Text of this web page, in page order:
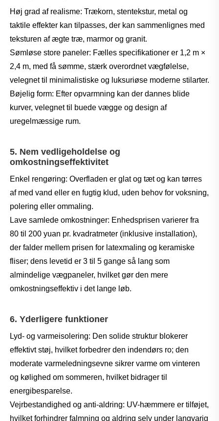
Høj grad af realisme: Trækorn, stentekstur, metal og
taktile effekter kan tilpasses, der kan sammenlignes med
teksturen af ​​ægte træ, marmor og granit.
Sømløse store paneler: Fælles specifikationer er 1,2 m ×
2,4 m, med få sømme, stærk overordnet vægfølelse,
velegnet til minimalistiske og luksuriøse moderne stilarter.
Bøjelig form: Efter opvarmning kan der dannes blide
kurver, velegnet til buede vægge og design af
uregelmæssige rum.
5. Nem vedligeholdelse og
omkostningseffektivitet
Enkel rengøring: Overfladen er glat og tæt og kan tørres
af med vand eller en fugtig klud, uden behov for voksning,
polering eller ommaling.
Lave samlede omkostninger: Enhedsprisen varierer fra
80 til 200 yuan pr. kvadratmeter (inklusive installation),
der falder mellem prisen for latexmaling og keramiske
fliser; dens levetid er 3 til 5 gange så lang som
almindelige vægpaneler, hvilket gør den mere
omkostningseffektiv i det lange løb.
6. Yderligere funktioner
Lyd- og varmeisolering: Den solide struktur blokerer
effektivt støj, hvilket forbedrer den indendørs ro; den
moderate varmeledningsevne sikrer varme om vinteren
og kølighed om sommeren, hvilket bidrager til
energibesparelse.
Vejrbestandighed og anti-aldring: UV-hæmmere er tilføjet,
hvilket forhindrer falmning og aldring selv under langvarig